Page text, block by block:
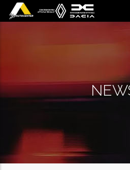
Salta al contenuto principale